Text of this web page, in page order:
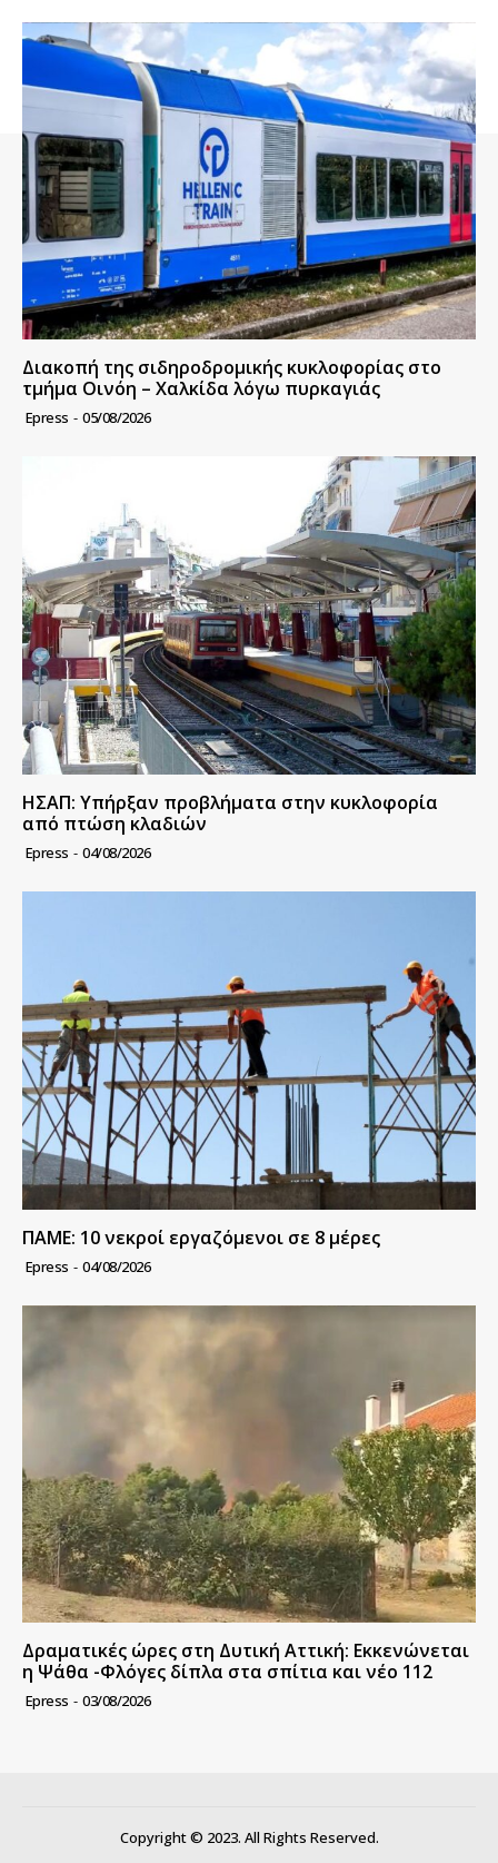
Διακοπή της σιδηροδρομικής κυκλοφορίας στο
τμήμα Οινόη – Χαλκίδα λόγω πυρκαγιάς
Epress - 05/08/2026
ΗΣΑΠ: Υπήρξαν προβλήματα στην κυκλοφορία
από πτώση κλαδιών
Epress - 04/08/2026
ΠΑΜΕ: 10 νεκροί εργαζόμενοι σε 8 μέρες
Epress - 04/08/2026
Δραματικές ώρες στη Δυτική Αττική: Εκκενώνεται
η Ψάθα -Φλόγες δίπλα στα σπίτια και νέο 112
Epress - 03/08/2026
Copyright © 2023. All Rights Reserved.